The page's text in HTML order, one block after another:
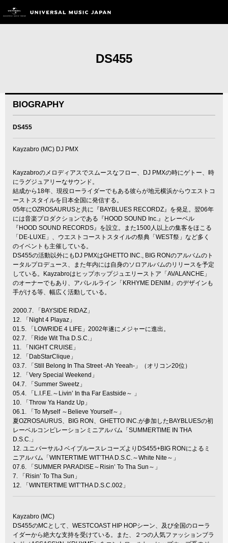
DS455
BIOGRAPHY
DS455
Kayzabro (MC) DJ PMX
Kayzabroのメロディアスでスムースなフロー、DJ PMXの時にゲトー、時
にラグジュアリーなサウンド。
結成から18年、現役ローライダーでもある彼らが地元横浜からウエストコ
ーストスタイルを日本全国に発信する。
05年にOZROSAURUSと共に『BAYBLUES RECORDZ』を発足。翌06年
には音楽プロダクションである『HOOD SOUND Inc.』とレーベル
『HOOD SOUND RECORDS』を設立。また1500人以上の集客をほこる
「DE-LUXE」、ウエストコーストスタイルの祭典「WEST祭」など多く
のイベントも主催している。
DS455の活動以外にもDJ PMXはGHETTO INC., BIG RONのアルバムのト
ータルプロデュース、また年内には自身のソロアルバムのリリースを予定
している。Kayzabroはヒップホップジュエリーストア「AVALANCHE」
のオーナーでもあり、アパレルライン「KRHYME DENIM」のデザインも
手がける等、幅広く活動している。
2000.7. 「BAYSIDE RIDAZ」
12. 「Night 4 Playaz」
01.5. 「LOWRIDE 4 LIFE」2002年遂にメジャーに進出。
02.7. 「Ride Wit Tha D.S.C.」
11. 「NIGHT CRUISE」
12. 「DabStarClique」
03.7. 「Still Belong In Tha Street -Ah Yeeah-」（オリコン20位）
12. 「Very Special Weekend」
04.7. 「Summer Sweetz」
05.4. 「L.I.F.E.～Livin’ In tha Far Eastside～ 」
10. 「Throw Ya Handz Up」
06.1. 「To Myself ～Believe Yourself～」
夏OZROSAURUS、BIG RON、GHETTO INC.が参加したBAYBLUESの初
レーベルコンピレーションミニアルバム「SUMMERTIME IN THA
D.S.C.」
12. ユニバーサルJ ベイブルースレコーズよりDS455+BIG RONによるミ
ニアルバム「WINTERTIME WIT’THA D.S.C.～White Nite～」
07.6. 「SUMMER PARADISE～Risin’ To Tha Sun～」
7. 「Risin’ To Tha Sun」
12. 「WINTERTIME WIT’THA D.S.C.002」
Kayzabro (MC)
DS455のMCとして、WESTCOAST HIP HOPシーン、及び全国のローラ
イダーから絶大な支持を受けている。また、２つの人気ファッションブラ